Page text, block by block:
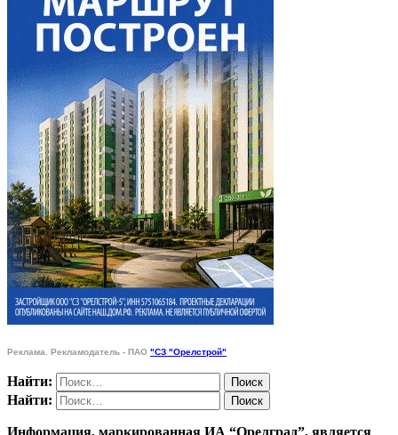
Реклама. Рекламодатель - ПАО "СЗ "Орелстрой"
Найти:
Найти:
Информация, маркированная ИА “Орелград”, является